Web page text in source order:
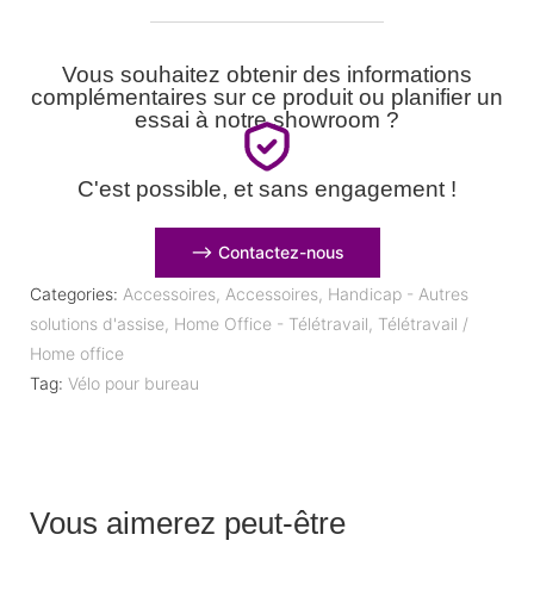
Vous souhaitez obtenir des informations
complémentaires sur ce produit ou planifier un
essai à notre showroom ?
C'est possible, et sans engagement !
⟶ Contactez-nous
Categories: Accessoires, Accessoires, Handicap - Autres
solutions d'assise, Home Office - Télétravail, Télétravail /
Home office
Tag: Vélo pour bureau
Vous aimerez peut-être